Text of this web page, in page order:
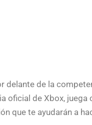
delante de la
oficial de Xbox,
que te ayudarán a